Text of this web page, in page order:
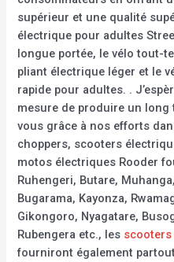
supérieur et une qualité
électrique pour adultes
longue portée, le vélo tout-
pliant électrique léger et le
rapide pour adultes. .
mesure de produire un long
vous grâce à nos efforts
choppers, scooters
motos électriques Rooder
Ruhengeri, Butare,
Bugarama, Kayonza,
Gikongoro, Nyagatare,
Rubengera etc., les scooters
fourniront également